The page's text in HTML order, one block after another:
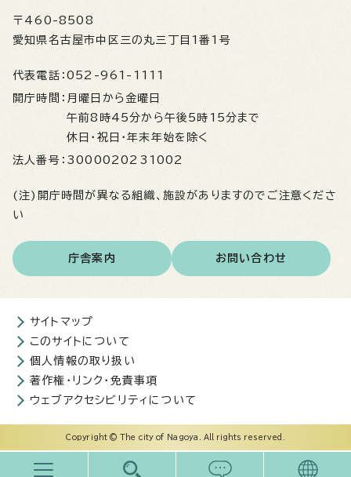
〒460-8508
愛知県名古屋市中区三の丸三丁目1番1号
代表電話： 052-961-1111
開庁時間： 月曜日から金曜日
午前8時45分から午後5時15分まで
休日・祝日・年末年始を除く
法人番号： 3000020231002
(注)開庁時間が異なる組織、施設がありますのでご注意くださ
い
庁舎案内 お問い合わせ
サイトマップ
このサイトについて
個人情報の取り扱い
著作権・リンク・免責事項
ウェブアクセシビリティについて
Copyright © The city of Nagoya. All rights reserved.